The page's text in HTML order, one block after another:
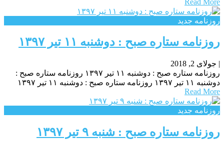
روزنامه جدید
روزنامه ستاره صبح : دوشنبه ۱۱ تیر ۱۳۹۷
| جولای 2, 2018
روزنامه ستاره صبح : دوشنبه ۱۱ تیر ۱۳۹۷ روزنامه ستاره صبح :
دوشنبه ۱۱ تیر ۱۳۹۷ روزنامه ستاره صبح : دوشنبه ۱۱ تیر ۱۳۹۷
Read More
روزنامه جدید
روزنامه ستاره صبح : شنبه ۹ تیر ۱۳۹۷